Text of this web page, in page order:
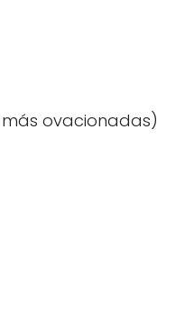
ovacionadas)